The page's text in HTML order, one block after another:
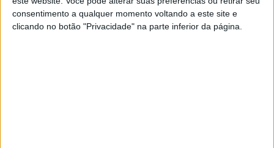
consentimento a qualquer momento voltando a este site e
clicando no botão "Privacidade" na parte inferior da página.
29 DEZEMBRO, 2025